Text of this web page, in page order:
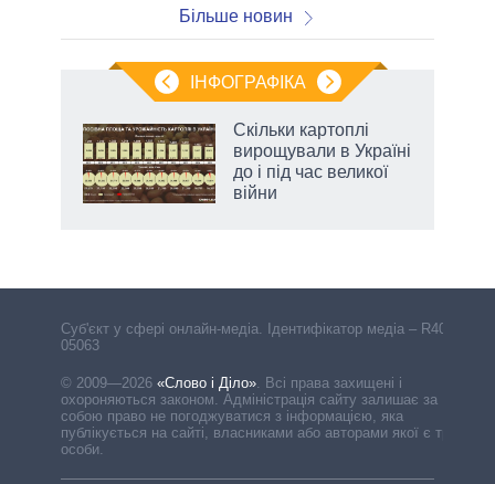
Більше новин
ІНФОГРАФІКА
Скільки картоплі
вирощували в Україні
до і під час великої
війни
Cуб'єкт у сфері онлайн-медіа. Ідентифікатор медіа – R40-
05063
© 2009—2026 «Слово і Діло». Всі права захищені і
охороняються законом. Адміністрація сайту залишає за
собою право не погоджуватися з інформацією, яка
публікується на сайті, власниками або авторами якої є треті
особи.